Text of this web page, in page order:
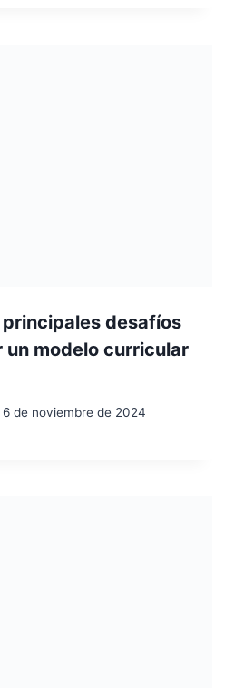
principales desafíos
un modelo curricular
6 de noviembre de 2024